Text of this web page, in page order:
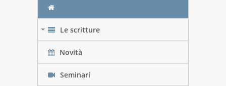
Le scritture
Novità
Seminari